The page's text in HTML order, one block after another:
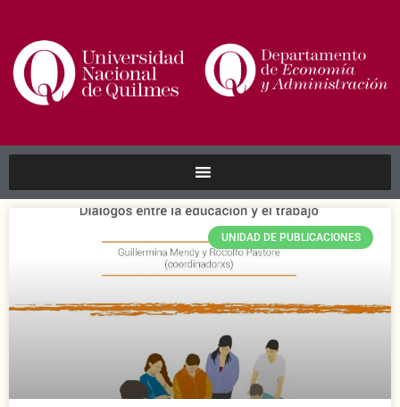
UNIDAD DE PUBLICACIONES